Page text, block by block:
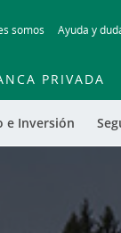
somos Ayuda y
e Inversión
PRIVADA